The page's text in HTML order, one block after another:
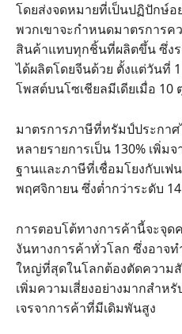
โดยส่งจดหมายที่เป็นปฏิปักษ์อ
พวกเขาจะกำหนดมาตรการ
สินค้าแทบทุกชิ้นที่ผลิตขึ้น ซึ่ง
ได้ผลิตโดยจีนด้วย ตั้งแต่วันที่
โพสต์บนโซเชียลมีเดียเมื่อ 10
มาตรการภาษีที่ทรัมป์ประกา
หลายรายการเป็น 130% เพิ่ม
ฐานและภาษีที่เชื่อมโยงกับเฟ
พฤศจิกายน ซึ่งต่ำกว่าระดับ
การตอบโต้ทางการค้านี้จะจุด
งันทางการค้าทั่วโลก ซึ่งอาจ
ใหญ่ที่สุดในโลกต้องตัดความ
เพิ่มความเสี่ยงอย่างมากสำห
เจรจาการค้าที่มีเดิมพันสูง